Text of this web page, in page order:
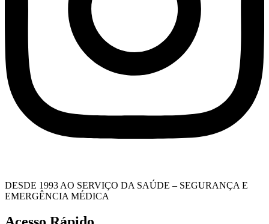
DESDE 1993 AO SERVIÇO DA SAÚDE – SEGURANÇA E
EMERGÊNCIA MÉDICA